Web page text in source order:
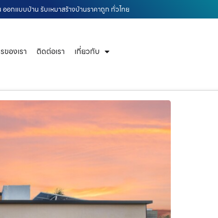
ออกแบบบ้าน รับเหมาสร้างบ้านราคาถูก ทั่วไทย
ของเรา ติดต่อเรา เกี่ยวกับ